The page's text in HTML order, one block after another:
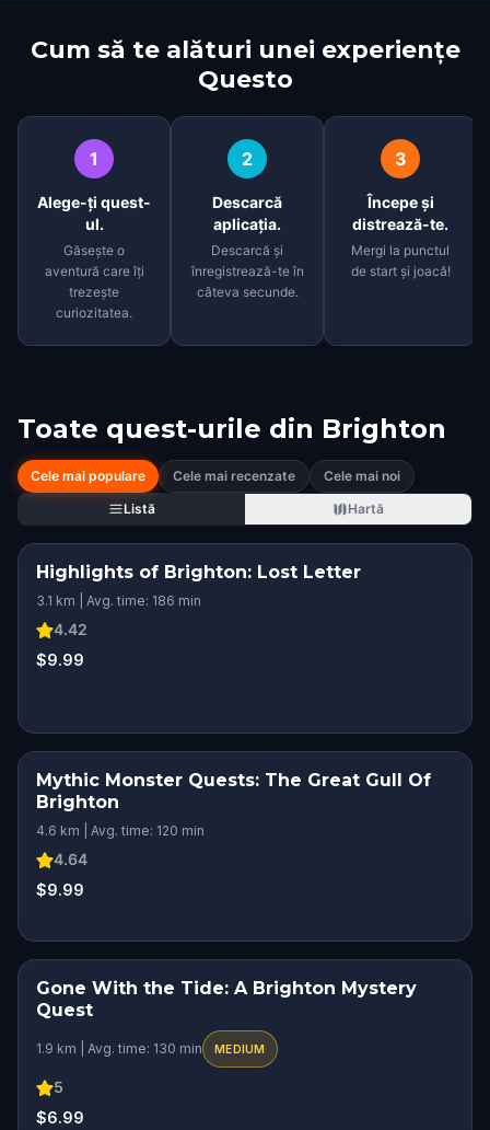
Cum să te alături unei experiențe
Questo
1
Alege-ți quest-
ul.
Găsește o
aventură care îți
trezește
curiozitatea.
2
Descarcă
aplicația.
Descarcă și
înregistrează-te în
câteva secunde.
3
Începe și
distrează-te.
Mergi la punctul
de start și joacă!
Toate quest-urile din Brighton
Cele mai populare Cele mai recenzate
Cele mai noi
Listă
Hartă
Highlights of Brighton: Lost Letter
3.1 km | Avg. time: 186 min
4.42
$9.99
Mythic Monster Quests: The Great Gull Of
Brighton
4.6 km | Avg. time: 120 min
4.64
$9.99
Gone With the Tide: A Brighton Mystery
Quest
1.9 km | Avg. time: 130 min MEDIUM
5
$6.99